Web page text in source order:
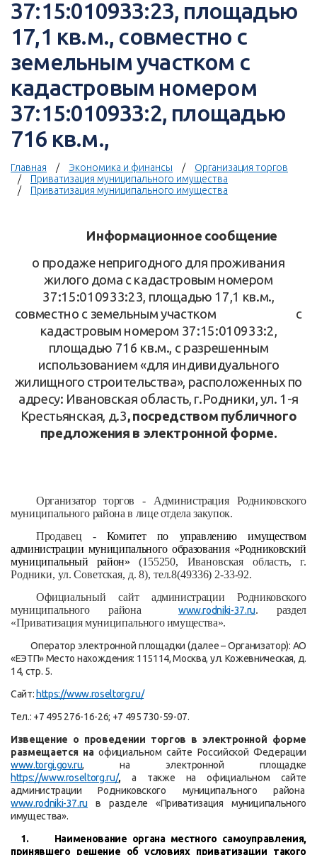
37:15:010933:23, площадью
17,1 кв.м., совместно с
земельным участком с
кадастровым номером
37:15:010933:2, площадью
716 кв.м.,
Главная Экономика и финансы
Организация торгов
Приватизация муниципального имущества
Приватизация муниципального имущества
Информационное сообщение
о продаже непригодного для проживания
жилого дома с кадастровым номером
37:15:010933:23, площадью 17,1 кв.м.,
совместно с земельным участком с
кадастровым номером 37:15:010933:2,
площадью 716 кв.м., с разрешенным
использованием «для индивидуального
жилищного строительства», расположенных по
адресу: Ивановская область, г.Родники, ул. 1-я
Крестьянская, д.3, посредством публичного
предложения в электронной форме.
Организатор торгов - Администрация Родниковского
муниципального района в лице отдела закупок.
Продавец - Комитет по управлению имуществом
администрации муниципального образования «Родниковский
муниципальный район»
(155250, Ивановская область, г.
Родники, ул. Советская, д. 8), тел.8(49336) 2-33-92.
Официальный сайт администрации Родниковского
муниципального района www.rodniki-37.ru. раздел
«Приватизация муниципального имущества».
Оператор электронной площадки (далее – Организатор): АО
«ЕЭТП» Место нахождения: 115114, Москва, ул. Кожевническая, д.
14, стр. 5.
Сайт: https://www.roseltorg.ru/
Тел.: +7 495 276-16-26; +7 495 730-59-07.
Извещение о проведении торгов в электронной форме
размещается наофициальном сайте Российской Федерации
www.torgi.gov.ru, на электронной площадке
https://www.roseltorg.ru/,а также на официальном сайте
администрации Родниковского муниципального района
www.rodniki-37.ru в разделе «Приватизация муниципального
имущества».
1. Наименование органа местного самоуправления,
принявшего решение об условиях приватизации такого